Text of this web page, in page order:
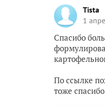
Tista
1
Спасибо
По ссылке
тоже